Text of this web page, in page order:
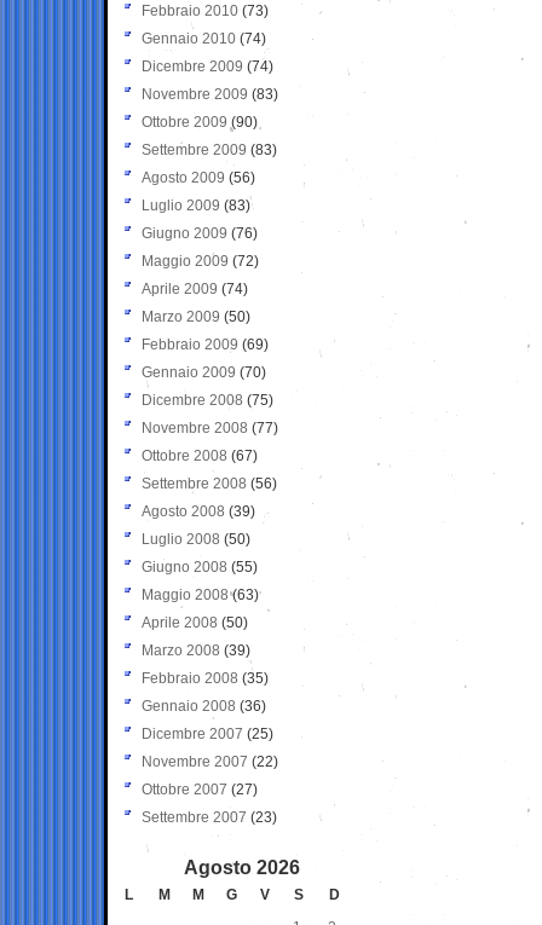
Febbraio 2010 (73)
Gennaio 2010 (74)
Dicembre 2009 (74)
Novembre 2009 (83)
Ottobre 2009 (90)
Settembre 2009 (83)
Agosto 2009 (56)
Luglio 2009 (83)
Giugno 2009 (76)
Maggio 2009 (72)
Aprile 2009 (74)
Marzo 2009 (50)
Febbraio 2009 (69)
Gennaio 2009 (70)
Dicembre 2008 (75)
Novembre 2008 (77)
Ottobre 2008 (67)
Settembre 2008 (56)
Agosto 2008 (39)
Luglio 2008 (50)
Giugno 2008 (55)
Maggio 2008(63)
Aprile 2008 (50)
Marzo 2008 (39)
Febbraio 2008 (35)
Gennaio 2008 (36)
Dicembre 2007 (25)
Novembre 2007 (22)
Ottobre 2007 (27)
Settembre 2007 (23)
Agosto 2026
L M M G V S
D